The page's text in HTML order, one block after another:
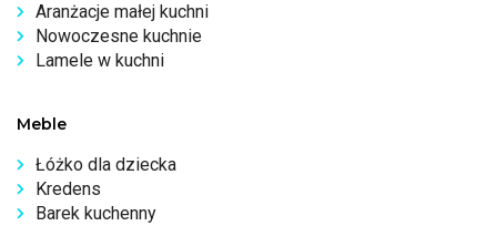
Aranżacje małej kuchni
Nowoczesne kuchnie
Lamele w kuchni
Meble
Łóżko dla dziecka
Kredens
Barek kuchenny